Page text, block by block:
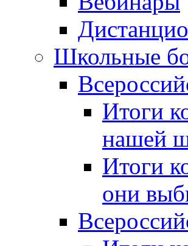
Школьные
Итоги
нашей
Итоги
они